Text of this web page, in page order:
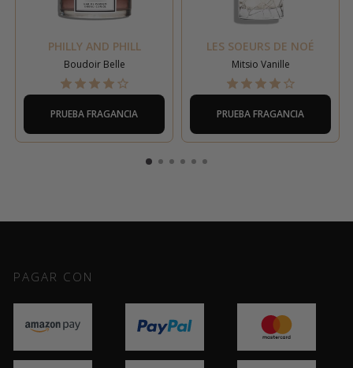
PHILLY AND PHILL
Boudoir Belle
PRUEBA FRAGANCIA
LES SOEURS DE NOÉ
Mitsio Vanille
PRUEBA FRAGANCIA
PAGAR CON